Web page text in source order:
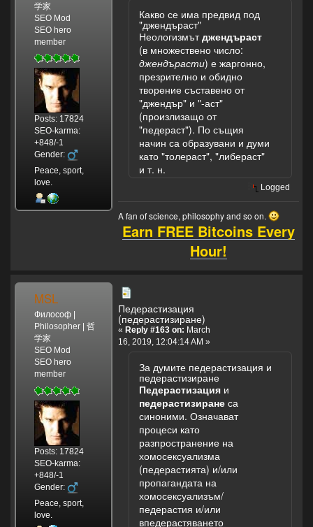
学家
SEO Mod
SEO hero
member
Posts: 17824
SEO-karma:
+848/-1
Gender:
Peace, sport,
love.
Какво се има предвид под
"джендъраст"
Неологизмътджендъраст
(в множествено число:
джендърасти) е жаргонно,
презрително и обидно
творение съставено от
"джендър" и "-аст"
(произлизащо от
"педераст"). По същия
начин са образувани и думи
като "толераст", "либераст"
и т. н.
Logged
A fan of science, philosophy and so on.
Earn FREE Bitcoins Every
Hour!
MSL
Философ |
Philosopher | 哲
学家
SEO Mod
SEO hero
member
Posts: 17824
SEO-karma:
+848/-1
Gender:
Peace, sport,
love.
Педерастизация
(педерастизиране)
« Reply #163 on: March
16, 2019, 12:04:14 AM »
За думите педерастизация и
педерастизиране
Педерастизация и
педерастизиране са
синоними. Означават
процеси като
разпространение на
хомосексуализма
(педерастията) и/или
пропагандата на
хомосексуализъм/
педерастия и/или
впедерастяването